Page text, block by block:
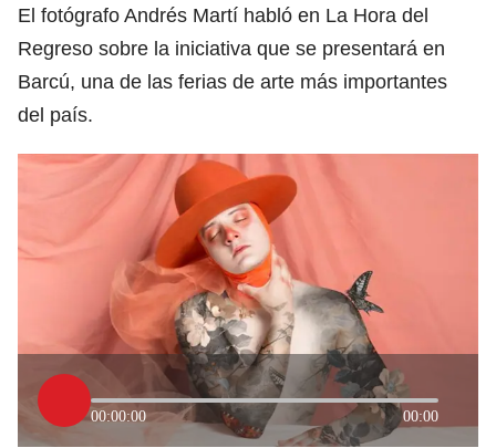
El fotógrafo Andrés Martí habló en La Hora del
Regreso sobre la iniciativa que se presentará en
Barcú, una de las ferias de arte más importantes
del país.
00:00:00 00:00